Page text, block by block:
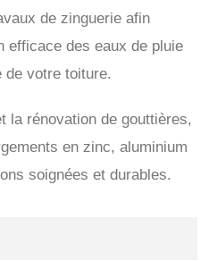
de zinguerie afin
efficace des eaux de pluie
de votre toiture.
la rénovation de gouttières,
en zinc, aluminium
soignées et durables.